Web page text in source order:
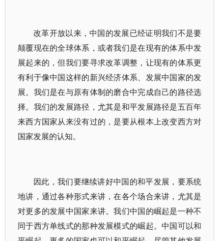
改革开放以来，中国的发展已经证明我们不是要
颠覆现在的全球体系，或者我们是在现有的体系中发
展起来的，但我们要寻求改革调整，让现有的体系更
有利于像中国这样的新兴经济体系、发展中国家的发
展。我们是在与原有体制的磨合中完成自己的路径选
择。我们的发展路径，尤其是和平发展路径是五百年
来西方国家从来没有过的，是要从根本上改变西方对
国家发展的认知。
因此，我们要继续讲好中国的和平发展，要系统
地讲，通过各种形式来讲，在各个场合来讲，尤其是
对更多的发展中国家来讲。我们中国的崛起是一种不
同于西方单线式的那种发展模式的崛起。中国可以和